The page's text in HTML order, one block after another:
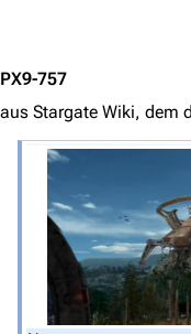
Filme
Das
Personen
Völker
PX9-757
aus Stargate Wiki, dem